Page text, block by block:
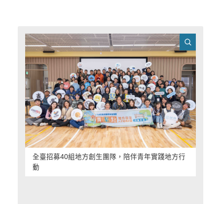
全臺招募40組地方創生團隊，陪伴青年實踐地方行
動